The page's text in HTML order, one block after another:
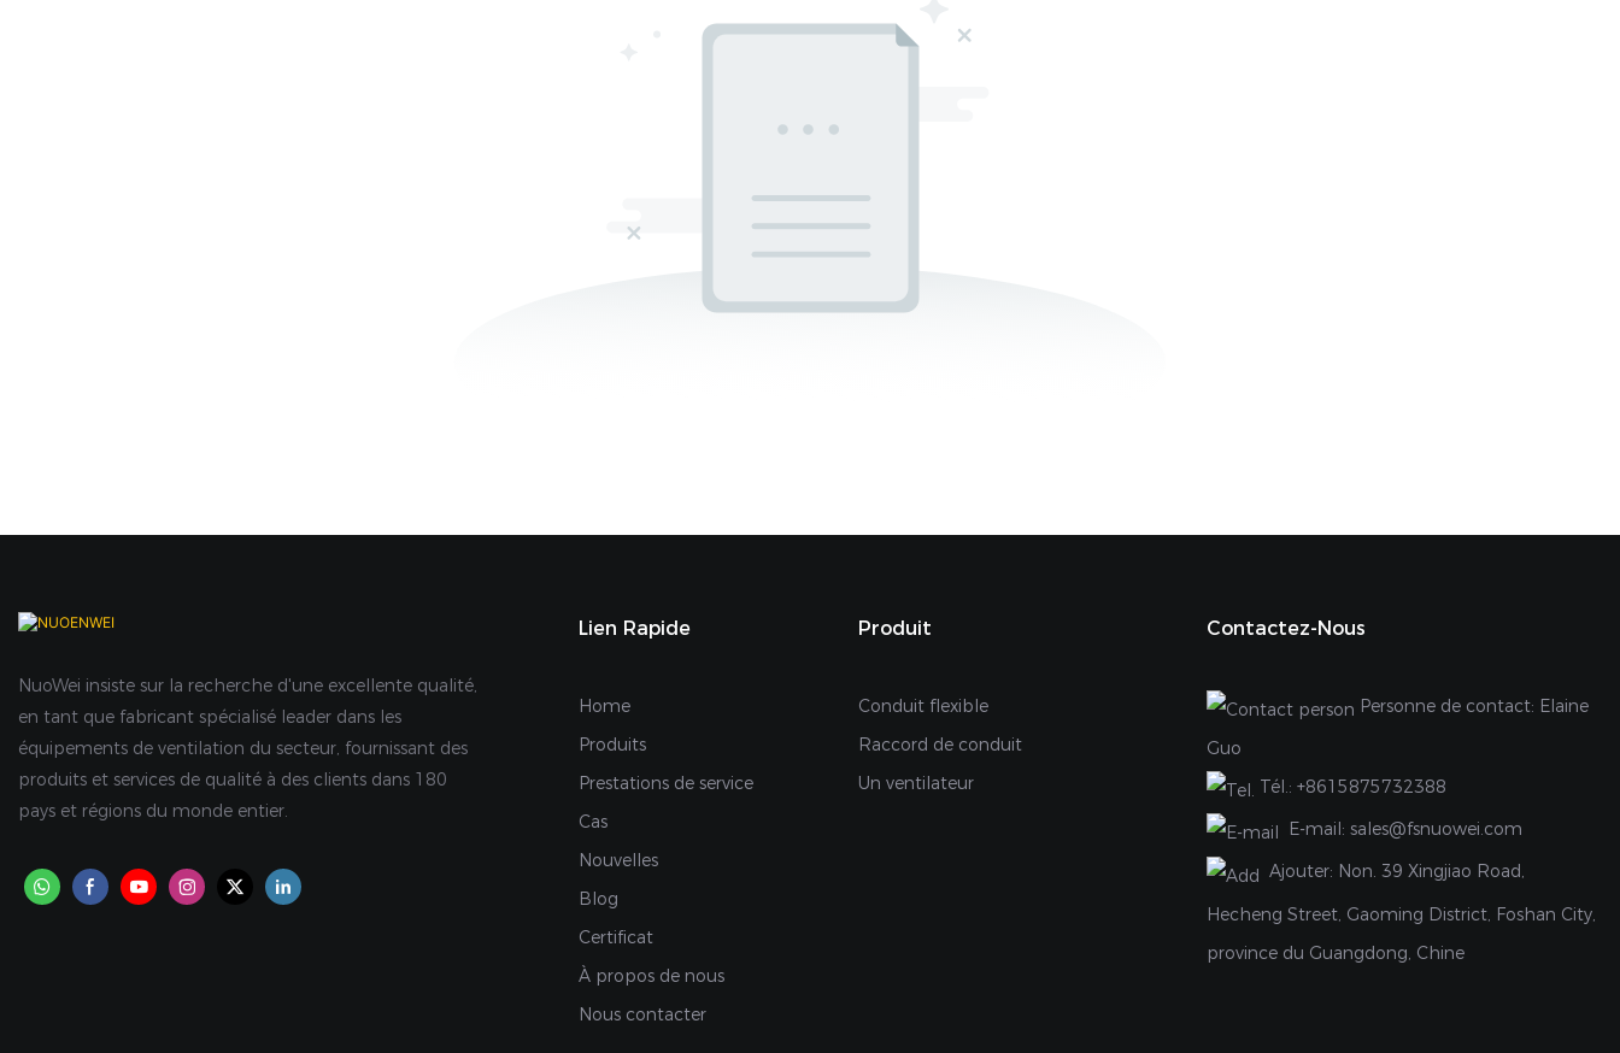
NuoWei insiste sur la recherche d'une excellente qualité,
en tant que fabricant spécialisé leader dans les
équipements de ventilation du secteur, fournissant des
produits et services de qualité à des clients dans 180
pays et régions du monde entier.
Lien Rapide
Home
Produits
Prestations de service
Cas
Nouvelles
Blog
Certificat
À propos de nous
Nous contacter
Produit
Conduit flexible
Raccord de conduit
Un ventilateur
Contactez-Nous
Personne de contact: Elaine
Guo
Tél.: +8615875732388
E-mail: sales@fsnuowei.com
Ajouter: Non. 39 Xingjiao Road,
Hecheng Street, Gaoming District, Foshan City,
province du Guangdong, Chine